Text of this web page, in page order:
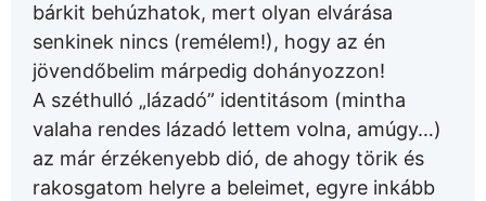
bárkit behúzhatok, mert olyan elvárása
senkinek nincs (remélem!), hogy az én
jövendőbelim márpedig dohányozzon!
A széthulló „lázadó” identitásom (mintha
valaha rendes lázadó lettem volna, amúgy…)
az már érzékenyebb dió, de ahogy törik és
rakosgatom helyre a beleimet, egyre inkább